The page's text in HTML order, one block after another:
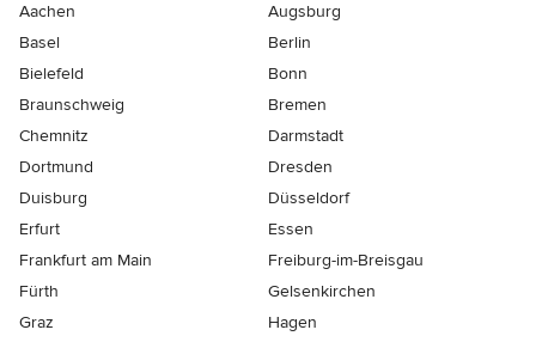
Aachen
Augsburg
Basel
Berlin
Bielefeld
Bonn
Braunschweig
Bremen
Chemnitz
Darmstadt
Dortmund
Dresden
Duisburg
Düsseldorf
Erfurt
Essen
Frankfurt am Main
Freiburg-im-Breisgau
Fürth
Gelsenkirchen
Graz
Hagen